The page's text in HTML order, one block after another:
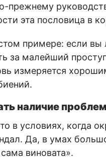
прежнему
эта пословица в
примере: если
за малейший
измеряется
наличие
в условиях, когда
Да, в умах
виновата».